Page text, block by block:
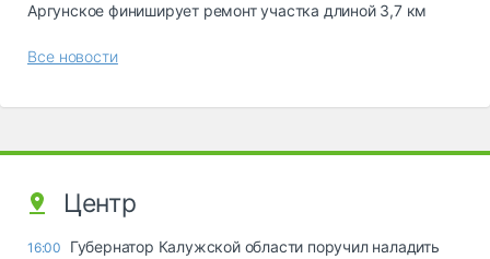
Аргунское финиширует ремонт участка длиной 3,7 км
Все новости
Центр
16:00
Губернатор Калужской области поручил наладить